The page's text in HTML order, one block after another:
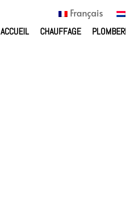
Français
ACCUEIL CHAUFFAGE